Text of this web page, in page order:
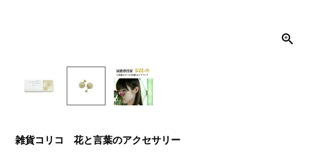
雑貨コリコ 花と言葉のアクセサリー